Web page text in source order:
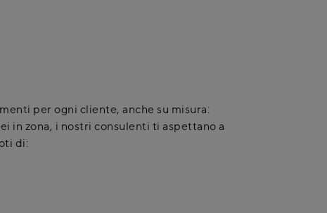
per ogni cliente, anche su misura:
in zona, i nostri consulenti ti aspettano a
di: